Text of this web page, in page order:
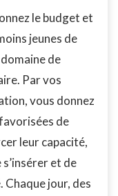
le budget et
jeunes de
de
Par vos
vous donnez
de
leur capacité,
et de
jour, des